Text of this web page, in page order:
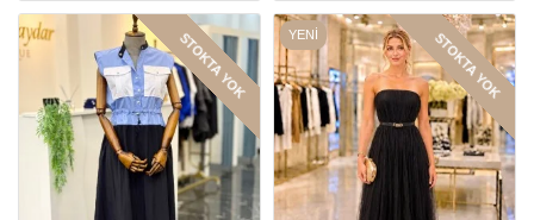
STOKTA YOK YENI STOKTA YOK